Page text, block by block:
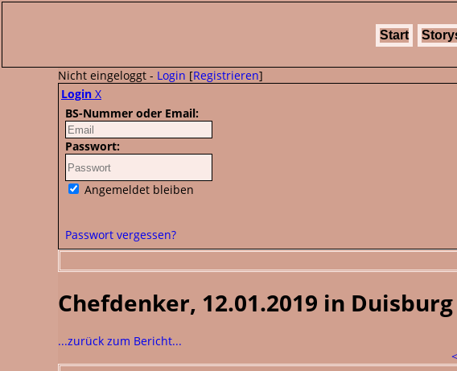
Start
Nicht eingeloggt - Login [Registrieren]
Login X
BS-Nummer oder Email:
Passwort:
Angemeldet bleiben
Passwort vergessen?
Chefdenker, 12.01.2019 in Duisburg
...zurück zum Bericht...